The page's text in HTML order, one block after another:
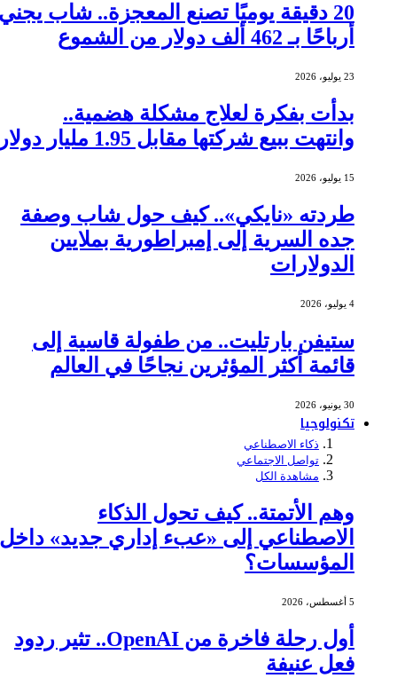
20 دقيقة يوميًا تصنع المعجزة.. شاب يجني
أرباحًا بـ 462 ألف دولار من الشموع
23 يوليو، 2026
بدأت بفكرة لعلاج مشكلة هضمية..
وانتهت ببيع شركتها مقابل 1.95 مليار دولار
15 يوليو، 2026
طردته «نايكي».. كيف حول شاب وصفة
جده السرية إلى إمبراطورية بملايين
الدولارات
4 يوليو، 2026
ستيفن بارتليت.. من طفولة قاسية إلى
قائمة أكثر المؤثرين نجاحًا في العالم
30 يونيو، 2026
تكنولوجيا
ذكاء الاصطناعي
تواصل الاجتماعي
مشاهدة الكل
وهم الأتمتة.. كيف تحول الذكاء
الاصطناعي إلى «عبء إداري جديد» داخل
المؤسسات؟
5 أغسطس، 2026
أول رحلة فاخرة من OpenAI.. تثير ردود
فعل عنيفة